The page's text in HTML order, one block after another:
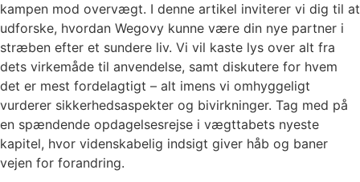
kampen mod overvægt. I denne artikel inviterer vi dig til at
udforske, hvordan Wegovy kunne være din nye partner i
stræben efter et sundere liv. Vi vil kaste lys over alt fra
dets virkemåde til anvendelse, samt diskutere for hvem
det er mest fordelagtigt – alt imens vi omhyggeligt
vurderer sikkerhedsaspekter og bivirkninger. Tag med på
en spændende opdagelsesrejse i vægttabets nyeste
kapitel, hvor videnskabelig indsigt giver håb og baner
vejen for forandring.